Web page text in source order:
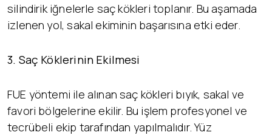
silindirik iğnelerle saç kökleri toplanır. Bu aşamada
izlenen yol, sakal ekiminin başarısına etki eder.
3. Saç Köklerinin Ekilmesi
FUE yöntemi ile alınan saç kökleri bıyık, sakal ve
favori bölgelerine ekilir. Bu işlem profesyonel ve
tecrübeli ekip tarafından yapılmalıdır. Yüz